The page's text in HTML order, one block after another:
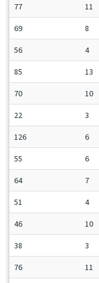
77 11
69 8
56 4
85 13
70 10
22 3
126 6
55 6
64 7
51 4
46 10
38 3
76 11